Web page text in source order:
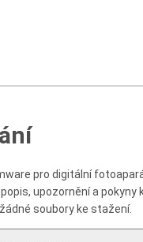
pro digitální
upozornění a pokyny
soubory ke stažení.